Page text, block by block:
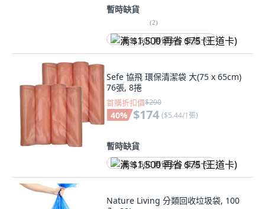
暫時缺貨
(2)
满 $1,500 再省 $75 (王道卡)
Sefe 協飛 環保清潔袋 大(75 x 65cm)
76張, 8捲
首購折扣價$290
40% $174 ($5.44/1張)
暫時缺貨
满 $1,500 再省 $75 (王道卡)
Nature Living 分類回收垃圾袋, 100